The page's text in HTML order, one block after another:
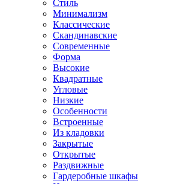
Стиль
Минимализм
Классические
Скандинавские
Современные
Форма
Высокие
Квадратные
Угловые
Низкие
Особенности
Встроенные
Из кладовки
Закрытые
Открытые
Раздвижные
Гардеробные шкафы